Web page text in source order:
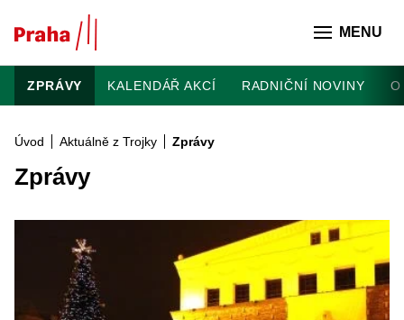
MENU
ZPRÁVY KALENDÁŘ AKCÍ RADNIČNÍ NOVINY O
Úvod Aktuálně z Trojky Zprávy
Zprávy